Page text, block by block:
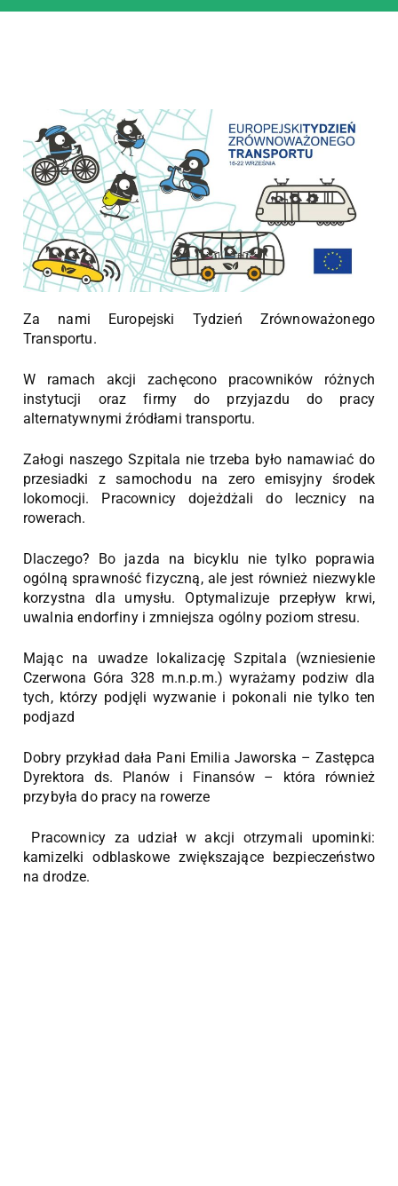
Za nami Europejski Tydzień Zrównoważonego
Transportu.
W ramach akcji zachęcono pracowników różnych
instytucji oraz firmy do przyjazdu do pracy
alternatywnymi źródłami transportu.
Załogi naszego Szpitala nie trzeba było namawiać do
przesiadki z samochodu na zero emisyjny środek
lokomocji. Pracownicy dojeżdżali do lecznicy na
rowerach.
Dlaczego? Bo jazda na bicyklu nie tylko poprawia
ogólną sprawność fizyczną, ale jest również niezwykle
korzystna dla umysłu. Optymalizuje przepływ krwi,
uwalnia endorfiny i zmniejsza ogólny poziom stresu.
Mając na uwadze lokalizację Szpitala (wzniesienie
Czerwona Góra 328 m.n.p.m.) wyrażamy podziw dla
tych, którzy podjęli wyzwanie i pokonali nie tylko ten
podjazd
Dobry przykład dała Pani Emilia Jaworska – Zastępca
Dyrektora ds. Planów i Finansów – która również
przybyła do pracy na rowerze
Pracownicy za udział w akcji otrzymali upominki:
kamizelki odblaskowe zwiększające bezpieczeństwo
na drodze.